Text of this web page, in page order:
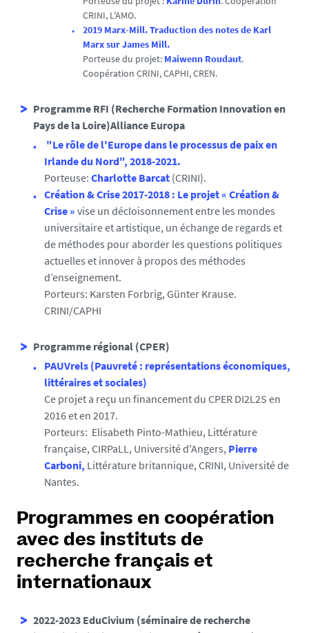
CRINI, L'AMO.
2019 Marx-Mill. Traduction des notes de Karl
Marx sur James Mill.
Porteuse du projet: Maiwenn Roudaut.
Coopération CRINI, CAPHI, CREN.
Programme RFI (Recherche Formation Innovation en
Pays de la Loire)Alliance Europa
"Le rôle de l'Europe dans le processus de paix en
Irlande du Nord", 2018-2021.
Porteuse: Charlotte Barcat (CRINI).
Création & Crise 2017-2018 : Le projet « Création &
Crise » vise un décloisonnement entre les mondes
universitaire et artistique, un échange de regards et
de méthodes pour aborder les questions politiques
actuelles et innover à propos des méthodes
d’enseignement.
Porteurs: Karsten Forbrig, Günter Krause.
CRINI/CAPHI
Programme régional (CPER)
PAUVrels (Pauvreté : représentations économiques,
littéraires et sociales)
Ce projet a reçu un financement du CPER DI2L2S en
2016 et en 2017.
Porteurs: Elisabeth Pinto-Mathieu, Littérature
française, CIRPaLL, Université d'Angers, Pierre
Carboni, Littérature britannique, CRINI, Université de
Nantes.
Programmes en coopération
avec des instituts de
recherche français et
internationaux
2022-2023 EduCivium (séminaire de recherche